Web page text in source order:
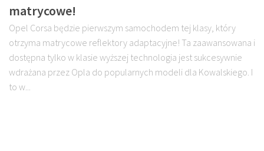
matrycowe!
Opel Corsa będzie pierwszym samochodem tej klasy, który
otrzyma matrycowe reflektory adaptacyjne! Ta zaawansowana i
dostępna tylko w klasie wyższej technologia jest sukcesywnie
wdrażana przez Opla do popularnych modeli dla Kowalskiego. I
to w...